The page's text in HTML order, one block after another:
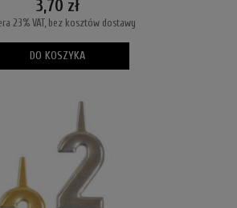
3,70 zł
23% VAT, bez kosztów dostawy
DO KOSZYKA